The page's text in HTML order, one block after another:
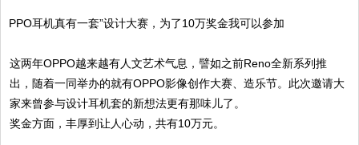
这两年OPPO越来越有人文艺术气息，譬如之前Reno全新系列推
出，随着一同举办的就有OPPO影像创作大赛、造乐节。此次邀请大
家来曾参与设计耳机套的新想法更有那味儿了。
奖金方面，丰厚到让人心动，共有10万元。